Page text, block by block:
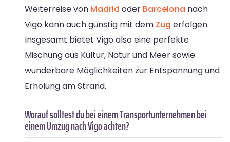
Weiterreise von Madrid oder Barcelona nach
Vigo kann auch günstig mit dem Zug erfolgen.
Insgesamt bietet Vigo also eine perfekte
Mischung aus Kultur, Natur und Meer sowie
wunderbare Möglichkeiten zur Entspannung und
Erholung am Strand.
Worauf solltest du bei einem Transportunternehmen bei
einem Umzug nach Vigo achten?